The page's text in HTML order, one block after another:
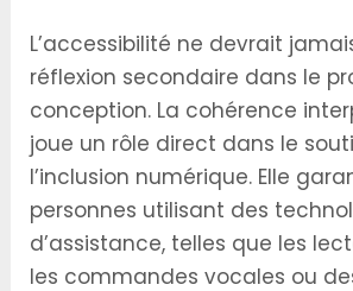
L’accessibilité ne devrait
réflexion secondaire dans le
conception. La cohérence
joue un rôle direct dans le
l’inclusion numérique. Elle
personnes utilisant des
d’assistance, telles que les
les commandes vocales ou